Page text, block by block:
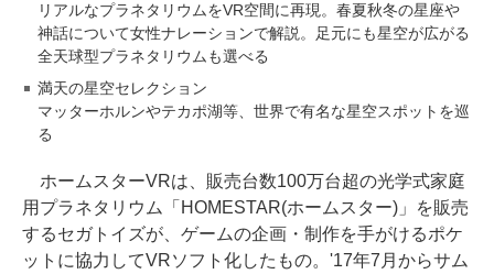
リアルなプラネタリウムをVR空間に再現。春夏秋冬の星座や
神話について女性ナレーションで解説。足元にも星空が広がる
全天球型プラネタリウムも選べる
満天の星空セレクション
マッターホルンやテカポ湖等、世界で有名な星空スポットを巡
る
ホームスターVRは、販売台数100万台超の光学式家庭
用プラネタリウム「HOMESTAR(ホームスター)」を販売
するセガトイズが、ゲームの企画・制作を手がけるポケ
ットに協力してVRソフト化したもの。'17年7月からサム